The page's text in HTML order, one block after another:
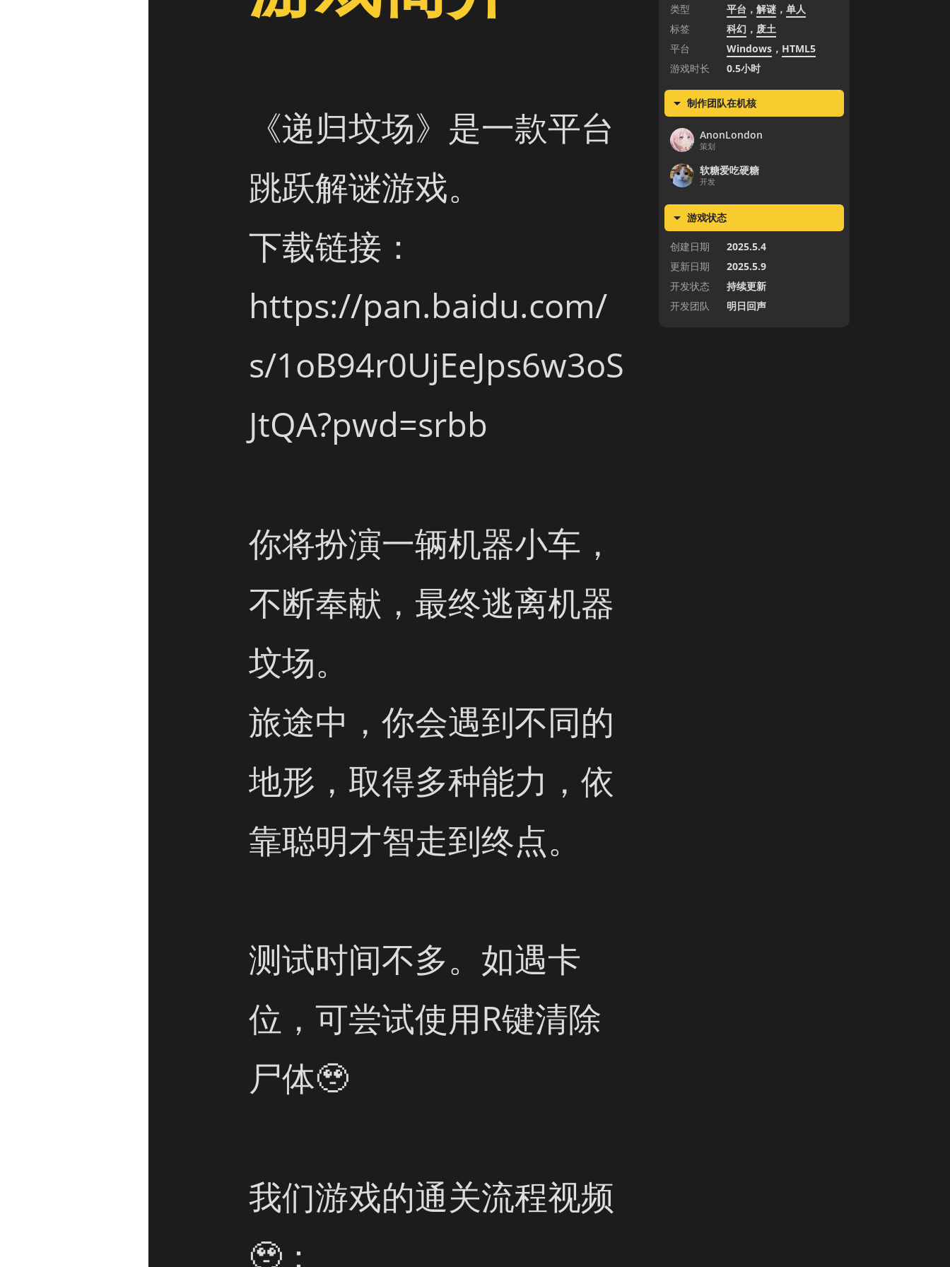
《递归坟场》是一款平台
跳跃解谜游戏。
下载链接：
https://pan.baidu.com/
s/1oB94r0UjEeJps6w3oS
JtQA?pwd=srbb
你将扮演一辆机器小车，
不断奉献，最终逃离机器
坟场。
旅途中，你会遇到不同的
地形，取得多种能力，依
靠聪明才智走到终点。
测试时间不多。如遇卡
位，可尝试使用R键清除
尸体🥹
我们游戏的通关流程视频
🥹：
类型 平台 ，解谜 ，单人
标签
科幻 ， 废土
平台
Windows ， HTML5
游戏时长
0.5小时
制作团队在机核
AnonLondon
策划
软糖爱吃硬糖
开发
游戏状态
创建日期
2025.5.4
更新日期
2025.5.9
开发状态
持续更新
开发团队
明日回声